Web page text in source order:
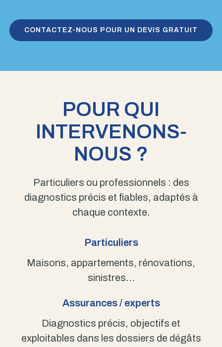
CONTACTEZ-NOUS POUR UN DEVIS GRATUIT
POUR QUI
INTERVENONS-
NOUS ?
Particuliers ou professionnels : des
diagnostics précis et fiables, adaptés à
chaque contexte.
Particuliers
Maisons, appartements, rénovations,
sinistres…
Assurances / experts
Diagnostics précis, objectifs et
exploitables dans les dossiers de dégâts